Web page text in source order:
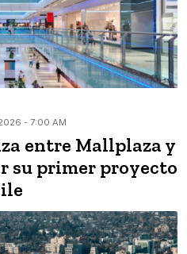
- 7:00 AM
entre Mallplaza y
su primer proyecto